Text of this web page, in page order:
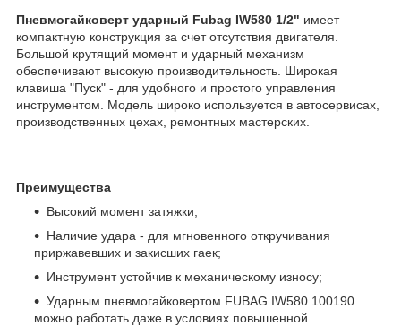
Пневмогайковерт ударный Fubag IW580 1/2" имеет
компактную конструкция за счет отсутствия двигателя.
Большой крутящий момент и ударный механизм
обеспечивают высокую производительность. Широкая
клавиша "Пуск" - для удобного и простого управления
инструментом. Модель широко используется в автосервисах,
производственных цехах, ремонтных мастерских.
Преимущества
Высокий момент затяжки;
Наличие удара - для мгновенного откручивания
приржавевших и закисших гаек;
Инструмент устойчив к механическому износу;
Ударным пневмогайковертом FUBAG IW580 100190
можно работать даже в условиях повышенной